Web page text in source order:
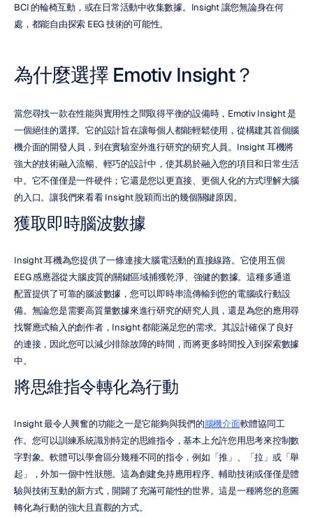
BCI 的輪椅互動，或在日常活動中收集數據。Insight 讓您無論身在何
處，都能自由探索 EEG 技術的可能性。
為什麼選擇 Emotiv Insight？
當您尋找一款在性能與實用性之間取得平衡的設備時，Emotiv Insight 是
一個絕佳的選擇。它的設計旨在讓每個人都能輕鬆使用，從構建其首個腦
機介面的開發人員，到在實驗室外進行研究的研究人員。Insight 耳機將
強大的技術融入流暢、輕巧的設計中，使其易於融入您的項目和日常生活
中。它不僅僅是一件硬件；它還是您以更直接、更個人化的方式理解大腦
的入口。讓我們來看看 Insight 脫穎而出的幾個關鍵原因。
獲取即時腦波數據
Insight 耳機為您提供了一條連接大腦電活動的直接線路。它使用五個
EEG 感應器從大腦皮質的關鍵區域捕獲乾淨、強健的數據。這種多通道
配置提供了可靠的腦波數據，您可以即時串流傳輸到您的電腦或行動設
備。無論您是需要高質量數據來進行研究的研究人員，還是為您的應用尋
找響應式輸入的創作者，Insight 都能滿足您的需求。其設計確保了良好
的連接，因此您可以減少排除故障的時間，而將更多時間投入到探索數據
中。
將思維指令轉化為行動
Insight 最令人興奮的功能之一是它能夠與我們的腦機介面軟體協同工
作。您可以訓練系統識別特定的思維指令，基本上允許您用思考來控制數
字對象。軟體可以學會區分幾種不同的指令，例如「推」、「拉」或「舉
起」，外加一個中性狀態。這為創建免持應用程序、輔助技術或僅僅是體
驗與技術互動的新方式，開闢了充滿可能性的世界。這是一種將您的意圖
轉化為行動的強大且直觀的方式。